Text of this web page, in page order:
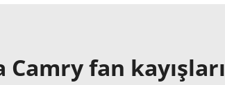
fan kayışları